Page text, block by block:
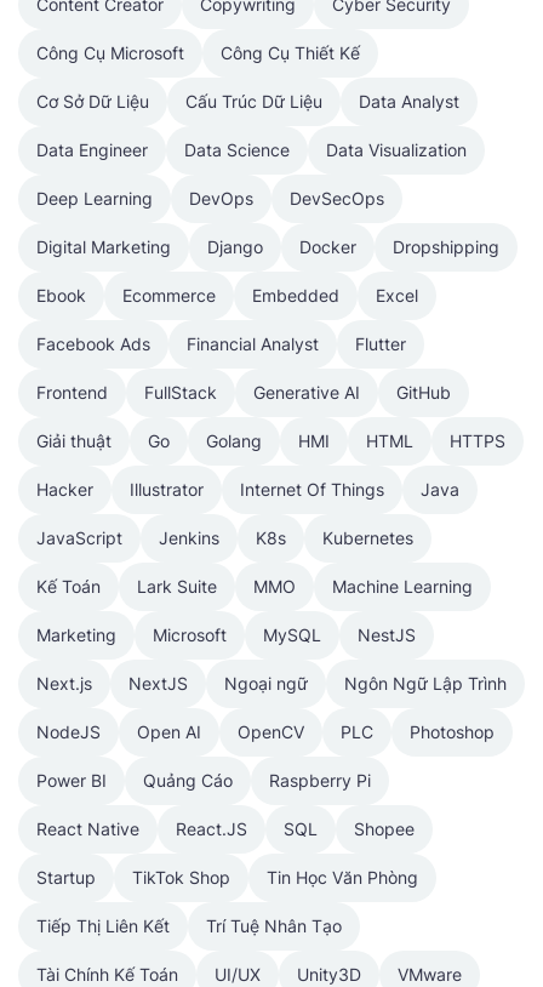
Content Creator Copywriting Cyber Security
Công Cụ Microsoft Công Cụ Thiết Kế
Cơ Sở Dữ Liệu Cấu Trúc Dữ Liệu Data Analyst
Data Engineer Data Science Data Visualization
Deep Learning DevOps DevSecOps
Digital Marketing Django Docker Dropshipping
Ebook Ecommerce Embedded Excel
Facebook Ads Financial Analyst Flutter
Frontend FullStack Generative AI GitHub
Giải thuật Go Golang HMI HTML HTTPS
Hacker Illustrator Internet Of Things Java
JavaScript Jenkins K8s Kubernetes
Kế Toán Lark Suite MMO Machine Learning
Marketing Microsoft MySQL NestJS
Next.js NextJS Ngoại ngữ Ngôn Ngữ Lập Trình
NodeJS Open AI OpenCV PLC Photoshop
Power BI Quảng Cáo Raspberry Pi
React Native React.JS SQL Shopee
Startup TikTok Shop Tin Học Văn Phòng
Tiếp Thị Liên Kết Trí Tuệ Nhân Tạo
Tài Chính Kế Toán UI/UX Unity3D VMware